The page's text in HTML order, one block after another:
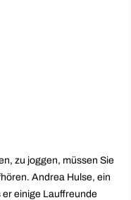
zu joggen, müssen Sie
Andrea Hulse, ein
einige Lauffreunde